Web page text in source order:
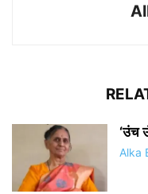
‘उंच
Alka